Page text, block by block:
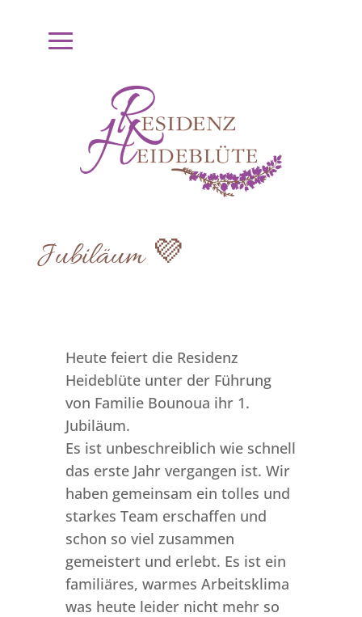
Jubiläum 💜
Heute feiert die Residenz
Heideblüte unter der Führung
von Familie Bounoua ihr 1.
Jubiläum.
Es ist unbeschreiblich wie schnell
das erste Jahr vergangen ist. Wir
haben gemeinsam ein tolles und
starkes Team erschaffen und
schon so viel zusammen
gemeistert und erlebt. Es ist ein
familiäres, warmes Arbeitsklima
was heute leider nicht mehr so